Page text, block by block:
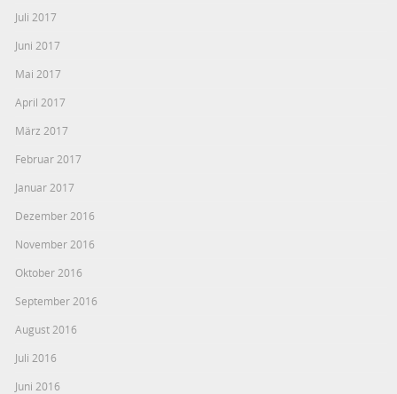
Juli 2017
Juni 2017
Mai 2017
April 2017
März 2017
Februar 2017
Januar 2017
Dezember 2016
November 2016
Oktober 2016
September 2016
August 2016
Juli 2016
Juni 2016